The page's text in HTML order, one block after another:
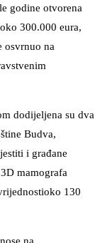
godine otvorena
300.000 eura,
osvrnuo na
dodijeljena su dva
Budva,
i građane
mamografa
130